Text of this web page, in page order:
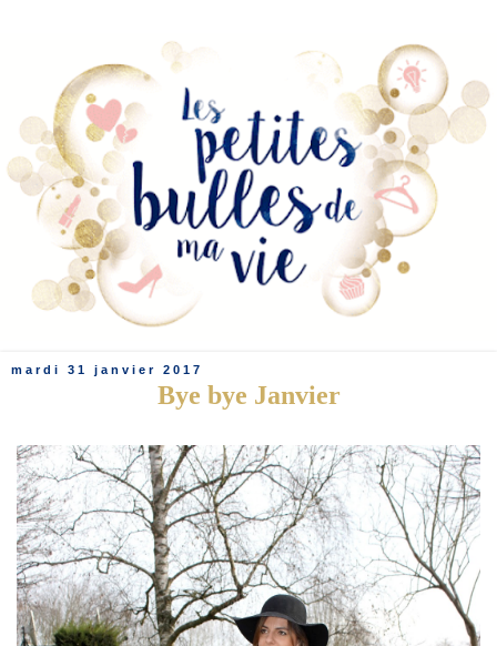
mardi 31 janvier 2017
Bye bye Janvier